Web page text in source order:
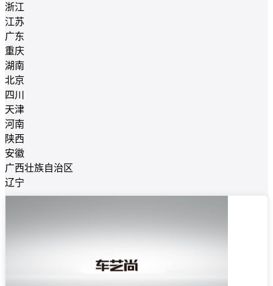
浙江
江苏
广东
重庆
湖南
北京
四川
天津
河南
陕西
安徽
广西壮族自治区
辽宁